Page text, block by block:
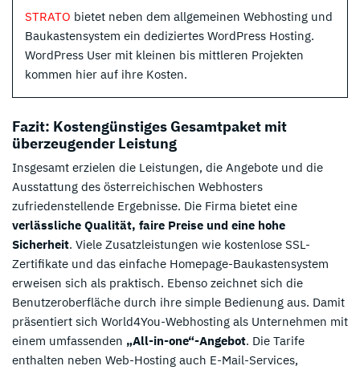
STRATO bietet neben dem allgemeinen Webhosting und
Baukastensystem ein dediziertes WordPress Hosting.
WordPress User mit kleinen bis mittleren Projekten
kommen hier auf ihre Kosten.
Fazit: Kostengünstiges Gesamtpaket mit
überzeugender Leistung
Insgesamt erzielen die Leistungen, die Angebote und die
Ausstattung des österreichischen Webhosters
zufriedenstellende Ergebnisse. Die Firma bietet eine
verlässliche Qualität, faire Preise und eine hohe
Sicherheit. Viele Zusatzleistungen wie kostenlose SSL-
Zertifikate und das einfache Homepage-Baukastensystem
erweisen sich als praktisch. Ebenso zeichnet sich die
Benutzeroberfläche durch ihre simple Bedienung aus. Damit
präsentiert sich World4You-Webhosting als Unternehmen mit
einem umfassenden „All-in-one“-Angebot. Die Tarife
enthalten neben Web-Hosting auch E-Mail-Services,